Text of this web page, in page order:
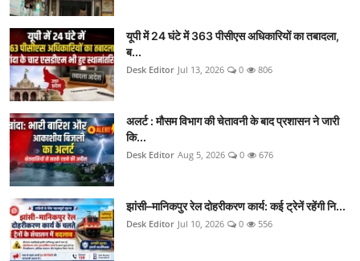
बुन्देलखण्ड
वीडियो
स्पोर्ट्स
मनोरंजन
गैलरी
यूपी में 24 घंटे में 363 पीसीएस अधिकारियों का तबादला,
ब...
Desk Editor Jul 13, 2026 0 806
अलर्ट : मौसम विभाग की चेतावनी के बाद प्रशासन ने जारी
कि...
Desk Editor Aug 5, 2026 0 676
झांसी–मानिकपुर रेल दोहरीकरण कार्य: कई ट्रेनें रहेंगी नि...
Desk Editor Jul 10, 2026 0 556